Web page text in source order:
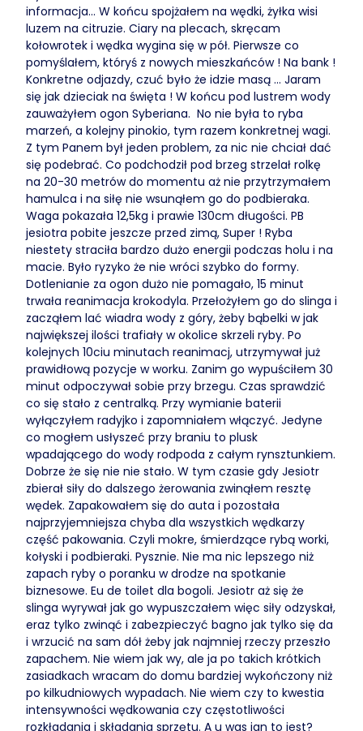
informacja... W końcu spojżałem na wędki, żyłka wisi
luzem na citruzie. Ciary na plecach, skręcam
kołowrotek i wędka wygina się w pół. Pierwsze co
pomyślałem, któryś z nowych mieszkańców ! Na bank !
Konkretne odjazdy, czuć było że idzie masą ... Jaram
się jak dzieciak na święta ! W końcu pod lustrem wody
zauważyłem ogon Syberiana. No nie była to ryba
marzeń, a kolejny pinokio, tym razem konkretnej wagi.
Z tym Panem był jeden problem, za nic nie chciał dać
się podebrać. Co podchodził pod brzeg strzelał rolkę
na 20-30 metrów do momentu aż nie przytrzymałem
hamulca i na siłę nie wsunąłem go do podbieraka.
Waga pokazała 12,5kg i prawie 130cm długości. PB
jesiotra pobite jeszcze przed zimą, Super ! Ryba
niestety straciła bardzo dużo energii podczas holu i na
macie. Było ryzyko że nie wróci szybko do formy.
Dotlenianie za ogon dużo nie pomagało, 15 minut
trwała reanimacja krokodyla. Przełożyłem go do slinga i
zacząłem lać wiadra wody z góry, żeby bąbelki w jak
największej ilości trafiały w okolice skrzeli ryby. Po
kolejnych 10ciu minutach reanimacj, utrzymywał już
prawidłową pozycje w worku. Zanim go wypuściłem 30
minut odpoczywał sobie przy brzegu. Czas sprawdzić
co się stało z centralką. Przy wymianie baterii
wyłączyłem radyjko i zapomniałem włączyć. Jedyne
co mogłem usłyszeć przy braniu to plusk
wpadającego do wody rodpoda z całym rynsztunkiem.
Dobrze że się nie nie stało. W tym czasie gdy Jesiotr
zbierał siły do dalszego żerowania zwinąłem resztę
wędek. Zapakowałem się do auta i pozostała
najprzyjemniejsza chyba dla wszystkich wędkarzy
część pakowania. Czyli mokre, śmierdzące rybą worki,
kołyski i podbieraki. Pysznie. Nie ma nic lepszego niż
zapach ryby o poranku w drodze na spotkanie
biznesowe. Eu de toilet dla bogoli. Jesiotr aż się że
slinga wyrywał jak go wypuszczałem więc siły odzyskał,
eraz tylko zwinąć i zabezpieczyć bagno jak tylko się da
i wrzucić na sam dół żeby jak najmniej rzeczy przeszło
zapachem. Nie wiem jak wy, ale ja po takich krótkich
zasiadkach wracam do domu bardziej wykończony niż
po kilkudniowych wypadach. Nie wiem czy to kwestia
intensywności wędkowania czy częstotliwości
rozkładania i składania sprzętu. A u was jan to jest?